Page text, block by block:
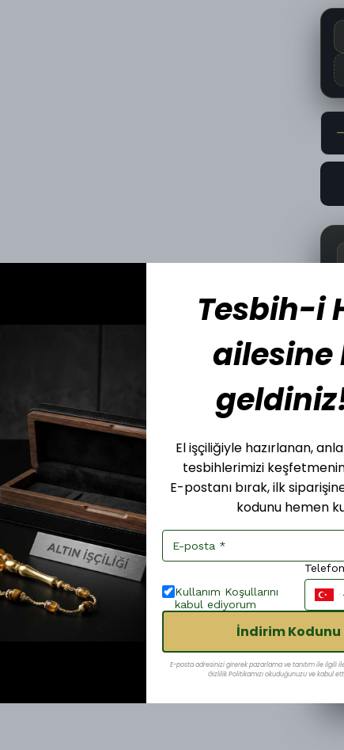
Tesbih-i
ailesine
El işçiliğiyle hazırlanan,
tesbihlerimizi
E-postanı bırak, ilk
kodunu hemen
Kullanım Koşullarını
kabul ediyorum
Telefon
İndirim Kodunu
E-posta adresinizi girerek pazarlama ve tanıtım ile ilgili
Gizlilik Politikamızı okuduğunuzu ve kabul